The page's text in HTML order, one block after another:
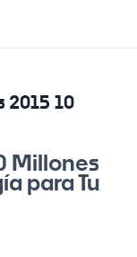
2015 10
Millones
para Tu
el